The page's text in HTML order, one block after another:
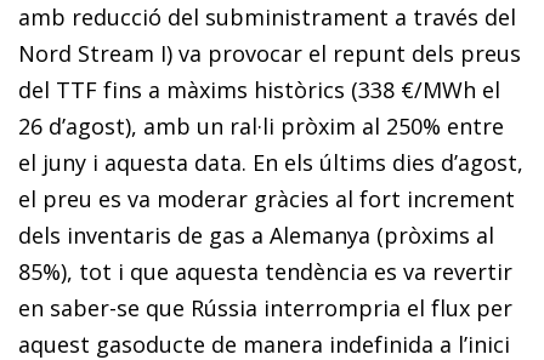
amb reducció del subministrament a través del
Nord Stream I) va provocar el repunt dels preus
del TTF fins a màxims històrics (338 €/MWh el
26 d’agost), amb un ral·li pròxim al 250% entre
el juny i aquesta data. En els últims dies d’agost,
el preu es va moderar gràcies al fort increment
dels inventaris de gas a Alemanya (pròxims al
85%), tot i que aquesta tendència es va revertir
en saber-se que Rússia interrompria el flux per
aquest gasoducte de manera indefinida a l’inici